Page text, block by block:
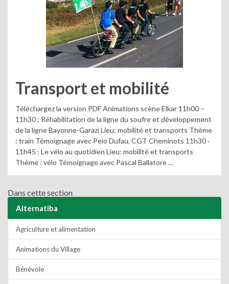
Transport et mobilité
Téléchargez la version PDF Animations scène Elkar 11h00 –
11h30 : Réhabilitation de la ligne du soufre et développement
de la ligne Bayonne-Garazi Lieu: mobilité et transports Thème
: train Témoignage avec Peio Dufau, CGT Cheminots 11h30 ‐
11h45 : Le vélo au quotidien Lieu: mobilité et transports
Thème : vélo Témoignage avec Pascal Ballatore …
Dans cette section
Alternatiba
Agriculture et alimentation
Animations du Village
Bénévole